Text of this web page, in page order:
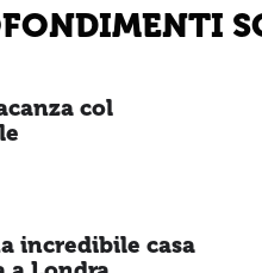
col
incredibile casa